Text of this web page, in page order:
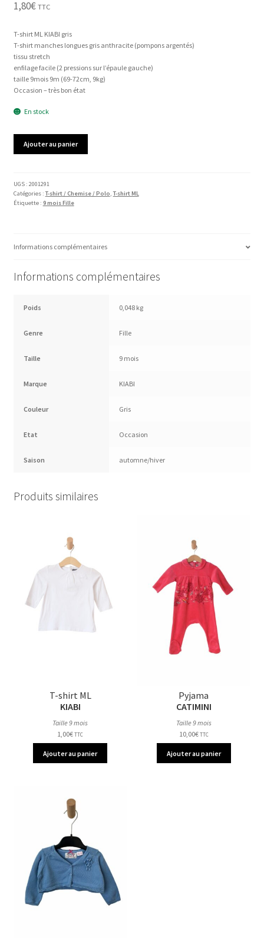
1,80€ TTC
T-shirt ML KIABI gris
T-shirt manches longues gris anthracite (pompons argentés)
tissu stretch
enfilage facile (2 pressions sur l’épaule gauche)
taille 9mois 9m (69-72cm, 9kg)
Occasion – très bon état
En stock
ML
KIABI
Ajouter au panier
UGS : 2001291
Catégories :T-shirt / Chemise / Polo,T-shirt ML
Étiquette : 9 mois Fille
Informations complémentaires
Informations complémentaires
Poids 0,048 kg
Genre Fille
Taille 9 mois
Marque KIABI
Couleur Gris
Etat Occasion
Saison automne/hiver
Produits similaires
T-shirt ML
KIABI
Taille 9 mois
1,00€ TTC
Ajouter au panier
Pyjama
CATIMINI
Taille 9 mois
10,00€ TTC
Ajouter au panier